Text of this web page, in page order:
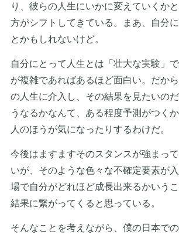
り、彼らの人生にいかに変えていくか
方がシフトしてきている。まあ、自分
とかもしれないけど。
自分にとって人生とは「壮大な実験」
が複雑であればあるほど面白い。だか
の人生に介入し、その結果を見たいの
うなるかなんて、ある程度予測がつく
人のほうが気になったりするわけだ。
今後はますますそのスタンスが強まっ
いが、そのような色々な不確定要素が
場で自分がどれほど成長出来るかいう
結果に繋がってくると思っている。
そんなことを考えながら、僕の日本で